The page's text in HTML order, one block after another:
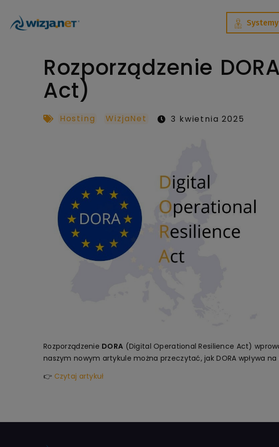
Rozporządzenie
Act)
Hosting WizjaNet 3 kwietnia 2025
Rozporządzenie DORA (Digital Operational Resilience Act)
naszym nowym artykule można przeczytać, jak DORA wpływa
👉 Czytaj artykuł